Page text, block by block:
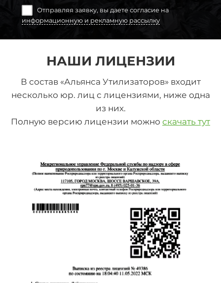
Отправляя заявку, вы даете согласие на
информационную и рекламную рассылку
НАШИ ЛИЦЕНЗИИ
В состав «Альянса Утилизаторов» входит
несколько юр. лиц с лицензиями, ниже одна
из них.
Полную версию лицензии можно скачать тут